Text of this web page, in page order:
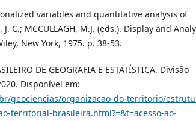
variables and quantitative analysis of
C.; MCCULLAGH, M.J. (eds.). Display and
New York, 1975. p. 38-53.
DE GEOGRAFIA E ESTATÍSTICA. Divisão
Disponível em:
geociencias/organizacao-do-territorio/
territorial-brasileira.html?=&t=acesso-ao-